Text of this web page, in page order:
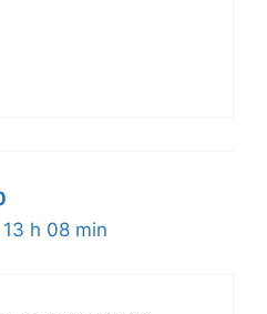
h 08 min